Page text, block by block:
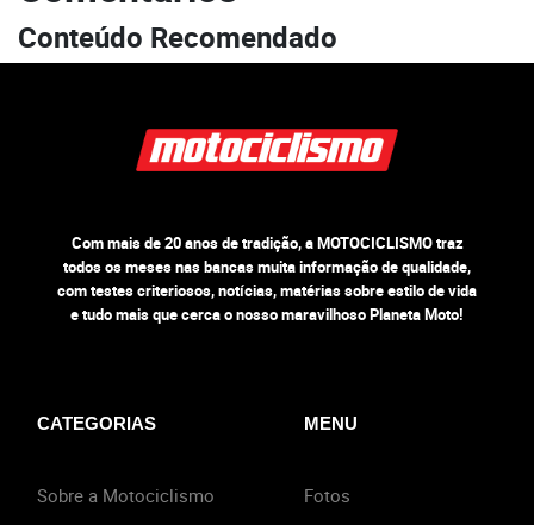
Conteúdo Recomendado
Com mais de 20 anos de tradição, a MOTOCICLISMO traz
todos os meses nas bancas muita informação de qualidade,
com testes criteriosos, notícias, matérias sobre estilo de vida
e tudo mais que cerca o nosso maravilhoso Planeta Moto!
CATEGORIAS
Sobre a Motociclismo
MENU
Fotos